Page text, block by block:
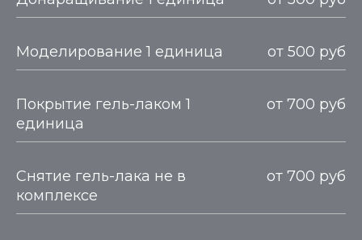
Моделирование 1 единица от 500 руб
Покрытие гель-лаком 1
единица
от 700 руб
Снятие гель-лака не в
комплексе
от 700 руб